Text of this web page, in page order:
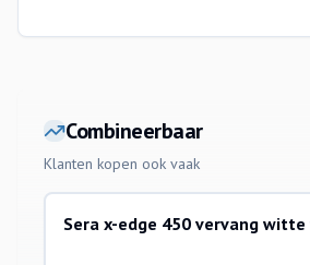
Combineerbaar
Klanten kopen ook vaak
sera
Sera x-edge 450 vervang